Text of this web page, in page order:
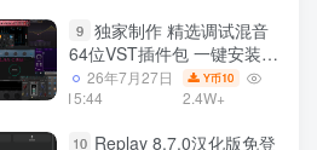
9 独家制作 精选调试混音
64位VST插件包 一键安装
600个效果器合集v2.0 WiN
支持定制
26年7月27日
15:44
Y币10
2.4W+
10 Replay 8.7.0汉化版免登